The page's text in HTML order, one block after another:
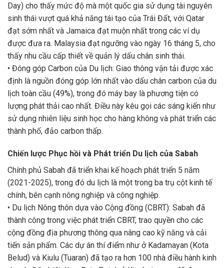
Day) cho thấy mức độ mà một quốc gia sử dụng tài nguyên
sinh thái vượt quá khả năng tái tạo của Trái Đất, với Qatar
đạt sớm nhất và Jamaica đạt muộn nhất trong các ví dụ
được đưa ra. Malaysia đạt ngưỡng vào ngày 16 tháng 5, cho
thấy nhu cầu cấp thiết về quản lý dấu chân sinh thái.
• Đóng góp Carbon của Du lịch: Giao thông vận tải được xác
định là nguồn đóng góp lớn nhất vào dấu chân carbon của du
lịch toàn cầu (49%), trong đó máy bay là phương tiện có
lượng phát thải cao nhất. Điều này kêu gọi các sáng kiến như
sử dụng nhiên liệu sinh học cho hàng không và phát triển các
thành phố, đảo carbon thấp.
Chiến lược Phục hồi và Phát triển Du lịch của Sabah
Chính phủ Sabah đã triển khai kế hoạch phát triển 5 năm
(2021-2025), trong đó du lịch là một trong ba trụ cột kinh tế
chính, bên cạnh nông nghiệp và công nghiệp.
• Du lịch Nông thôn dựa vào Cộng đồng (CBRT): Sabah đã
thành công trong việc phát triển CBRT, trao quyền cho các
cộng đồng địa phương thông qua nâng cao kỹ năng và cải
tiến sản phẩm. Các dự án thí điểm như ở Kadamayan (Kota
Belud) và Kiulu (Tuaran) đã tạo ra hơn 100 nhà điều hành kinh